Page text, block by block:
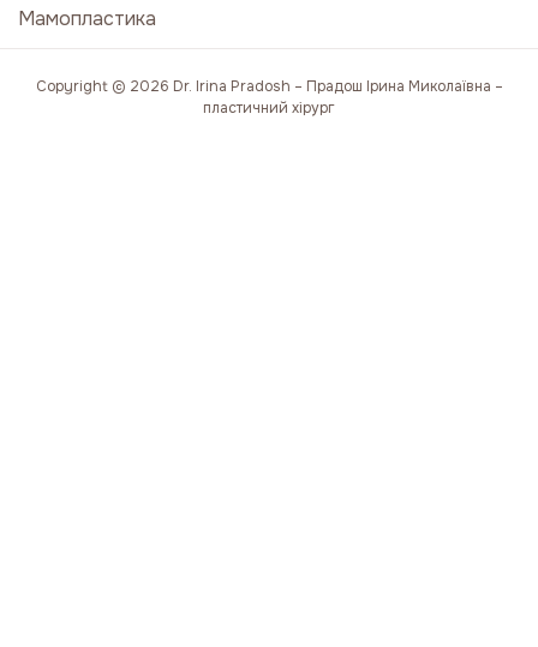
Мамопластика
Copyright © 2026 Dr. Irina Pradosh – Прадош Ірина Миколаївна –
пластичний хірург